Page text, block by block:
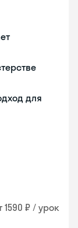
для
1590 ₽ / урок